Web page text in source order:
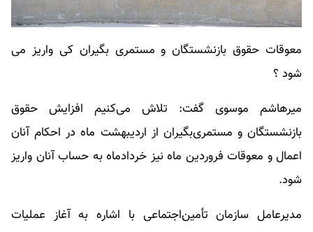
معوقات حقوق بازنشستگان و مستمری بگیران کی واریز می
شود ؟
میرهاشم موسوی گفت: تلاش می‌کنیم افزایش حقوق
بازنشستگان و مستمری‌بگیران از اردیبهشت ماه در احکام آنان
اعمال و معوقات فروردین ماه نیز خردادماه به حساب آنان واریز
شود.
مدیرعامل سازمان تأمین‌اجتماعی با اشاره به آغاز عملیات